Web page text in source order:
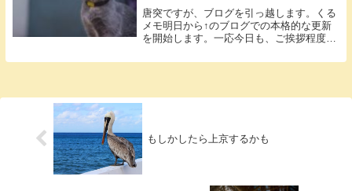
唐突ですが、ブログを引っ越します。くる
メモ明日から↑のブログでの本格的な更新
を開始します。一応今日も、ご挨拶程度の
もしかしたら上京するかも